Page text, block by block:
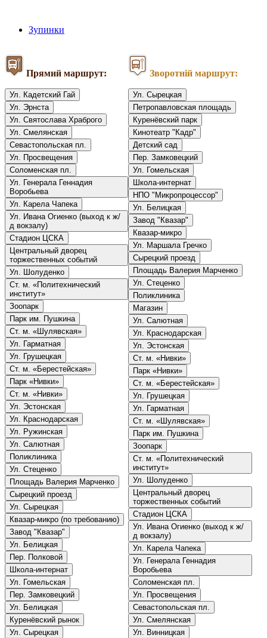
Зупинки
Прямий маршрут:
Ул. Кадетский Гай
Ул. Эрнста
Ул. Святослава Храброго
Ул. Смелянская
Севастопольская пл.
Ул. Просвещения
Соломенская пл.
Ул. Генерала Геннадия
Воробьева
Ул. Карела Чапека
Ул. Ивана Огиенко (выход к ж/
д вокзалу)
Стадион ЦСКА
Центральный дворец
торжественных событий
Ул. Шолуденко
Ст. м. «Политехнический
институт»
Зоопарк
Парк им. Пушкина
Ст. м. «Шулявская»
Ул. Гарматная
Ул. Грушецкая
Ст. м. «Берестейская»
Парк «Нивки»
Ст. м. «Нивки»
Ул. Эстонская
Ул. Краснодарская
Ул. Ружинская
Ул. Салютная
Поликлиника
Ул. Стеценко
Площадь Валерия Марченко
Сырецкий проезд
Ул. Сырецкая
Квазар-микро (по требованию)
Завод "Квазар"
Ул. Белицкая
Пер. Полковой
Школа-интернат
Ул. Гомельская
Пер. Замковецкий
Ул. Белицкая
Куренёвский рынок
Ул. Сырецкая
Зворотній маршрут:
Ул. Сырецкая
Петропавловская площадь
Куренёвский парк
Кинотеатр "Кадр"
Детский сад
Пер. Замковецкий
Ул. Гомельская
Школа-интернат
НПО "Микропроцессор"
Ул. Белицкая
Завод "Квазар"
Квазар-микро
Ул. Маршала Гречко
Сырецкий проезд
Площадь Валерия Марченко
Ул. Стеценко
Поликлиника
Магазин
Ул. Салютная
Ул. Краснодарская
Ул. Эстонская
Ст. м. «Нивки»
Парк «Нивки»
Ст. м. «Берестейская»
Ул. Грушецкая
Ул. Гарматная
Ст. м. «Шулявская»
Парк им. Пушкина
Зоопарк
Ст. м. «Политехнический
институт»
Ул. Шолуденко
Центральный дворец
торжественных событий
Стадион ЦСКА
Ул. Ивана Огиенко (выход к ж/
д вокзалу)
Ул. Карела Чапека
Ул. Генерала Геннадия
Воробьева
Соломенская пл.
Ул. Просвещения
Севастопольская пл.
Ул. Смелянская
Ул. Винницкая